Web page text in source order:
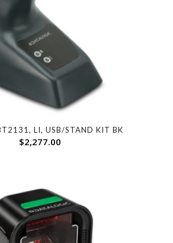
LI, USB/STAND KIT BK
$2,277.00